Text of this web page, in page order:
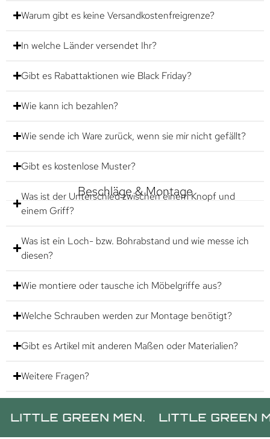
Warum gibt es keine Versandkostenfreigrenze?
In welche Länder versendet Ihr?
Gibt es Rabattaktionen wie Black Friday?
Wie kann ich bezahlen?
Wie sende ich Ware zurück, wenn sie mir nicht gefällt?
Gibt es kostenlose Muster?
Beschläge & Montage
Was ist der Unterschied zwischen einem Knopf und
einem Griff?
Was ist ein Loch- bzw. Bohrabstand und wie messe ich
diesen?
Wie montiere oder tausche ich Möbelgriffe aus?
Welche Schrauben werden zur Montage benötigt?
Gibt es Artikel mit anderen Maßen oder Materialien?
Weitere Fragen?
GREEN MEN. LITTLE GREEN MEN.